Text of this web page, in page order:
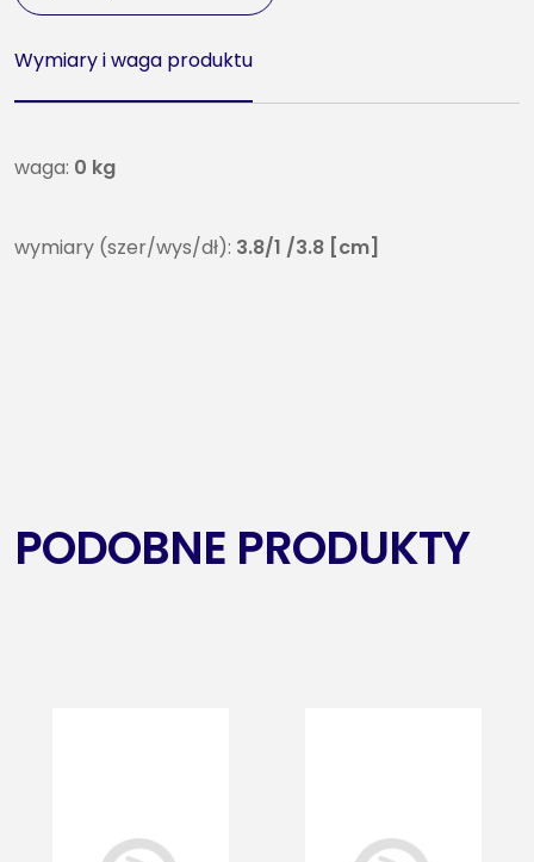
Wymiary i waga produktu
waga: 0 kg
wymiary (szer/wys/dł): 3.8/1 /3.8 [cm]
PODOBNE PRODUKTY